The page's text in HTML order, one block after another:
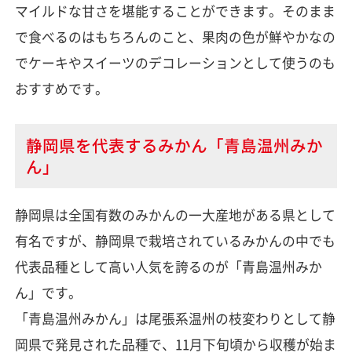
マイルドな甘さを堪能することができます。そのまま
で食べるのはもちろんのこと、果肉の色が鮮やかなの
でケーキやスイーツのデコレーションとして使うのも
おすすめです。
静岡県を代表するみかん「青島温州みか
ん」
静岡県は全国有数のみかんの一大産地がある県として
有名ですが、静岡県で栽培されているみかんの中でも
代表品種として高い人気を誇るのが「青島温州みか
ん」です。
「青島温州みかん」は尾張系温州の枝変わりとして静
岡県で発見された品種で、11月下旬頃から収穫が始ま